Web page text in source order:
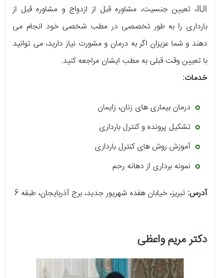
IUI، تعیین جنسیت، مشاوره قبل از ازدواج و مشاوره قبل از
بارداری را به طور تخصصی در مطب شخصی خود انجام می
دهند و شما عزیزان اگر به درمان و مشورت نیاز دارید، می توانید
با تعیین وقت قبلی به مطب ایشان مراجعه کنید.
خدمات:
درمان بیماری های زنان، زایمان
تشکیل پرونده و کنترل بارداری
آموزش روش های کنترل بارداری
نمونه برداری از دهانه رحم
آدرس: تبریز، خیابان هفده شهریور جدید، برج آذربایجان، طبقه 6
دکتر مریم واعظی